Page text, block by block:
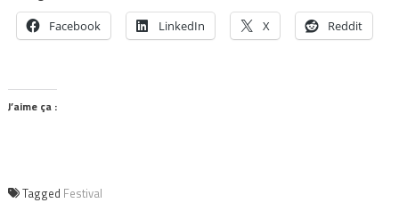
Facebook LinkedIn X Reddit
J’aime ça :
Tagged Festival